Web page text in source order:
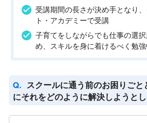
受講期間の長さが決め手となり
ト・アカデミーで受講
子育てをしながらでも仕事の選
め、スキルを身に着けるべく勉強
スクールに通う前のお困りごと
にそれをどのように解決しようと